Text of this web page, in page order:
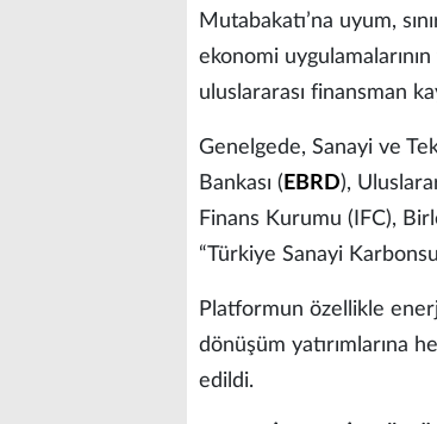
Mutabakatı’na uyum,
ekonomi uygulamalarının
uluslararası finansman
Genelgede, Sanayi ve
Bankası ( EBRD),
Finans Kurumu (IFC),
“Türkiye Sanayi
Platformun özellikle
dönüşüm yatırımlarına
edildi.